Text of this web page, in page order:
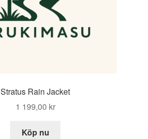
Stratus Rain Jacket
1 199,00 kr
Köp nu